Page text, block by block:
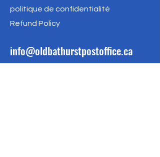
politique de confidentialité
Refund Policy
info@oldbathurstpostoffice.ca